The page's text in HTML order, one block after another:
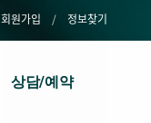
회원가입 정보찾기
상담/예약